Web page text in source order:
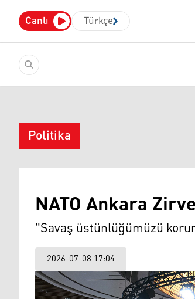
Canlı Türkçe
Politika
NATO Ankara
"Savaş üstünlüğümüzü
2026-07-08 17:04